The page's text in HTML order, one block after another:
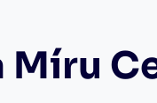
Míru